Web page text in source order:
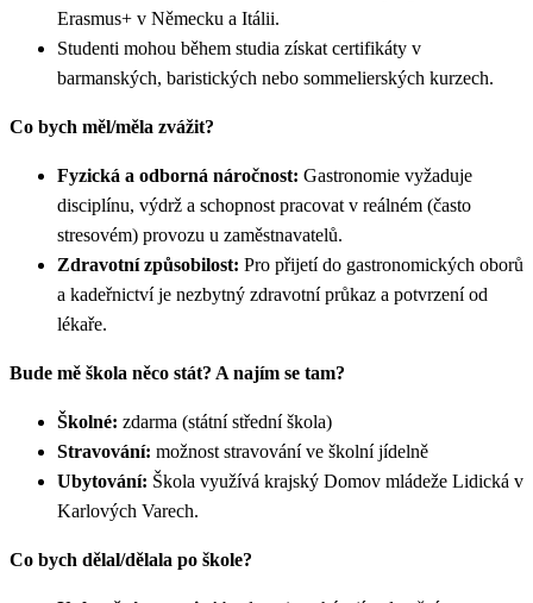
Erasmus+ v Německu a Itálii.
Studenti mohou během studia získat certifikáty v
barmanských, baristických nebo sommelierských kurzech.
Co bych měl/měla zvážit?
Fyzická a odborná náročnost: Gastronomie vyžaduje
disciplínu, výdrž a schopnost pracovat v reálném (často
stresovém) provozu u zaměstnavatelů.
Zdravotní způsobilost: Pro přijetí do gastronomických oborů
a kadeřnictví je nezbytný zdravotní průkaz a potvrzení od
lékaře.
Bude mě škola něco stát? A najím se tam?
Školné: zdarma (státní střední škola)
Stravování: možnost stravování ve školní jídelně
Ubytování: Škola využívá krajský Domov mládeže Lidická v
Karlových Varech.
Co bych dělal/dělala po škole?